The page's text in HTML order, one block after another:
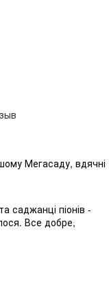
Мегасаду, вдячні
саджанці піонів -
Все добре,